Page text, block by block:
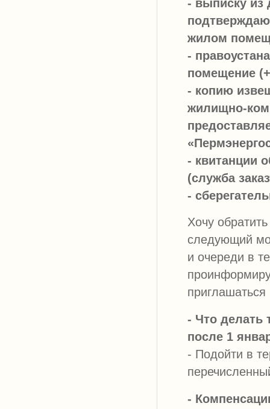
- выписку из
жилом
-
помещение
- копию
жилищно-
- квитанции
(служба
-
Хочу
следующий
и очереди в
- Что делать
после 1
- Подойти в
-